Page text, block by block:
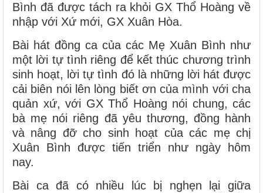
Bình đã được tách ra khỏi GX Thổ Hoàng về
nhập với Xứ mới, GX Xuân Hòa.
Bài hát đồng ca của các Mẹ Xuân Bình như
một lời tự tình riêng để kết thúc chương trình
sinh hoạt, lời tự tình đó là những lời hát được
cải biên nói lên lòng biết ơn của mình với cha
quản xứ, với GX Thổ Hoàng nói chung, các
bà mẹ nói riêng đã yêu thương, đồng hành
và nâng đỡ cho sinh hoạt của các mẹ chị
Xuân Bình được tiến triển như ngày hôm
nay.
Bài ca đã có nhiều lúc bị nghẹn lại giữa